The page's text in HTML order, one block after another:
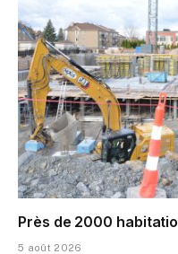
Près de 2000
5 août 2026